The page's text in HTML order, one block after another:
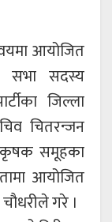
आयोजित
सभा सदस्य
जिल्ला
चितरन्जन
कृषक समूहका
आयोजित
गरे ।